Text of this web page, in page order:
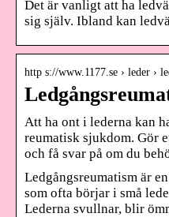
Det är vanligt att ha
sig själv. Ibland kan
http s://www.1177.se › leder ›
Att ha ont i lederna kan
reumatisk sjukdom. Gör
och få svar på om du
Ledgångsreumatism är
som ofta börjar i små
Lederna svullnar, blir